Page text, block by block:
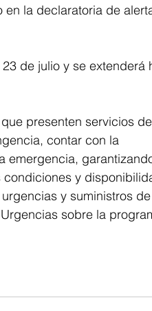
la declaratoria de
de julio y se extenderá
presenten servicios de
contar con la
emergencia,
condiciones y
y suministros de
sobre la